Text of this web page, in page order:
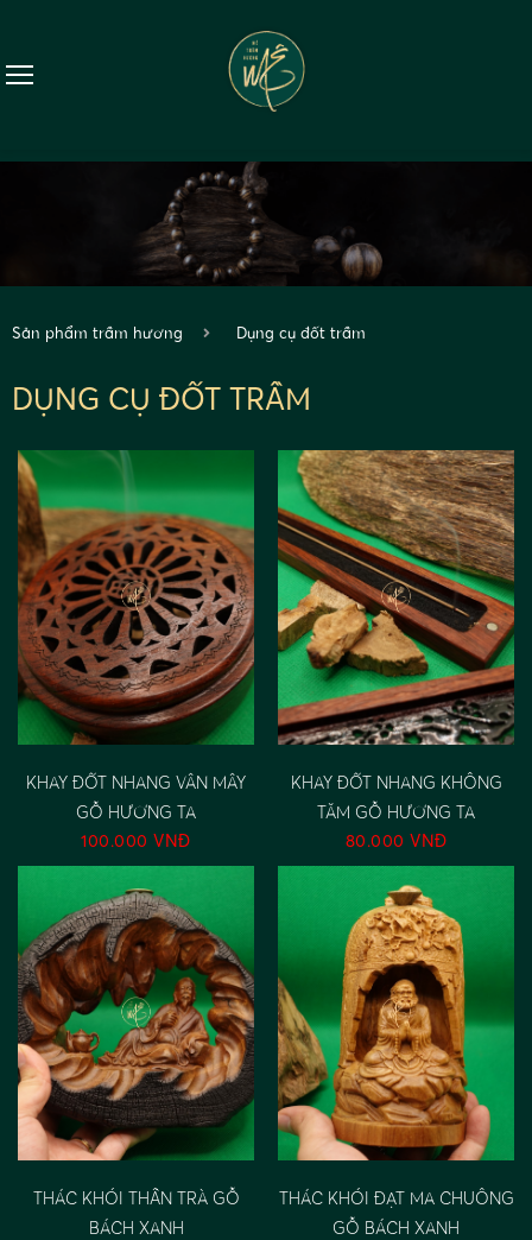
Sản phẩm trầm hương Dụng cụ đốt trầm
DỤNG CỤ ĐỐT TRẦM
KHAY ĐỐT NHANG VÂN MÂY
GỖ HƯƠNG TA
100.000 VNĐ
KHAY ĐỐT NHANG KHÔNG
TĂM GỖ HƯƠNG TA
80.000 VNĐ
THÁC KHÓI THẦN TRÀ GỖ
BÁCH XANH
THÁC KHÓI ĐẠT MA CHUÔNG
GỖ BÁCH XANH